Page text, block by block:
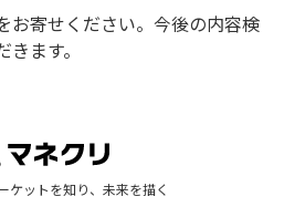
お寄せください。今後の内容検
ます。
ケットを知り、未来を描く